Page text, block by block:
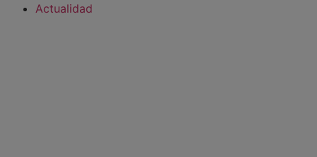
Actualidad